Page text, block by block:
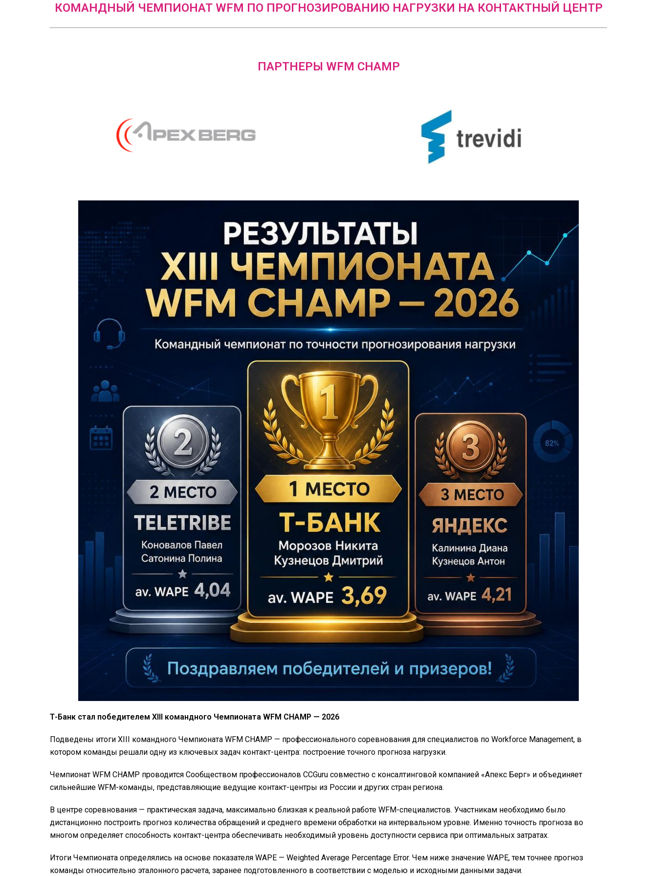
КОМАНДНЫЙ ЧЕМПИОНАТ WFM ПО ПРОГНОЗИРОВАНИЮ НАГРУЗКИ НА КОНТАКТНЫЙ ЦЕНТР
ПАРТНЕРЫ WFM CHAMP
Т-Банк стал победителем XIII командного Чемпионата WFM CHAMP — 2026
Подведены итоги XIII командного Чемпионата WFM CHAMP — профессионального соревнования для специалистов по Workforce Management, в
котором команды решали одну из ключевых задач контакт-центра: построение точного прогноза нагрузки.
Чемпионат WFM CHAMP проводится Сообществом профессионалов CCGuru совместно с консалтинговой компанией «Апекс Берг» и объединяет
сильнейшие WFM-команды, представляющие ведущие контакт-центры из России и других стран региона.
В центре соревнования — практическая задача, максимально близкая к реальной работе WFM-специалистов. Участникам необходимо было
дистанционно построить прогноз количества обращений и среднего времени обработки на интервальном уровне. Именно точность прогноза во
многом определяет способность контакт-центра обеспечивать необходимый уровень доступности сервиса при оптимальных затратах.
Итоги Чемпионата определялись на основе показателя WAPE — Weighted Average Percentage Error. Чем ниже значение WAPE, тем точнее прогноз
команды относительно эталонного расчета, заранее подготовленного в соответствии с моделью и исходными данными задачи.